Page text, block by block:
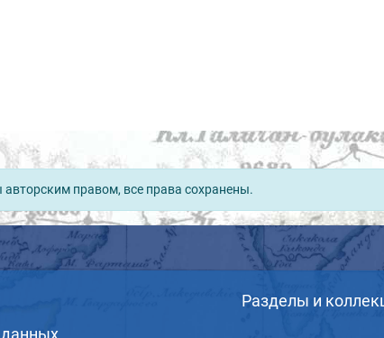
правом, все права сохранены.
Разделы и